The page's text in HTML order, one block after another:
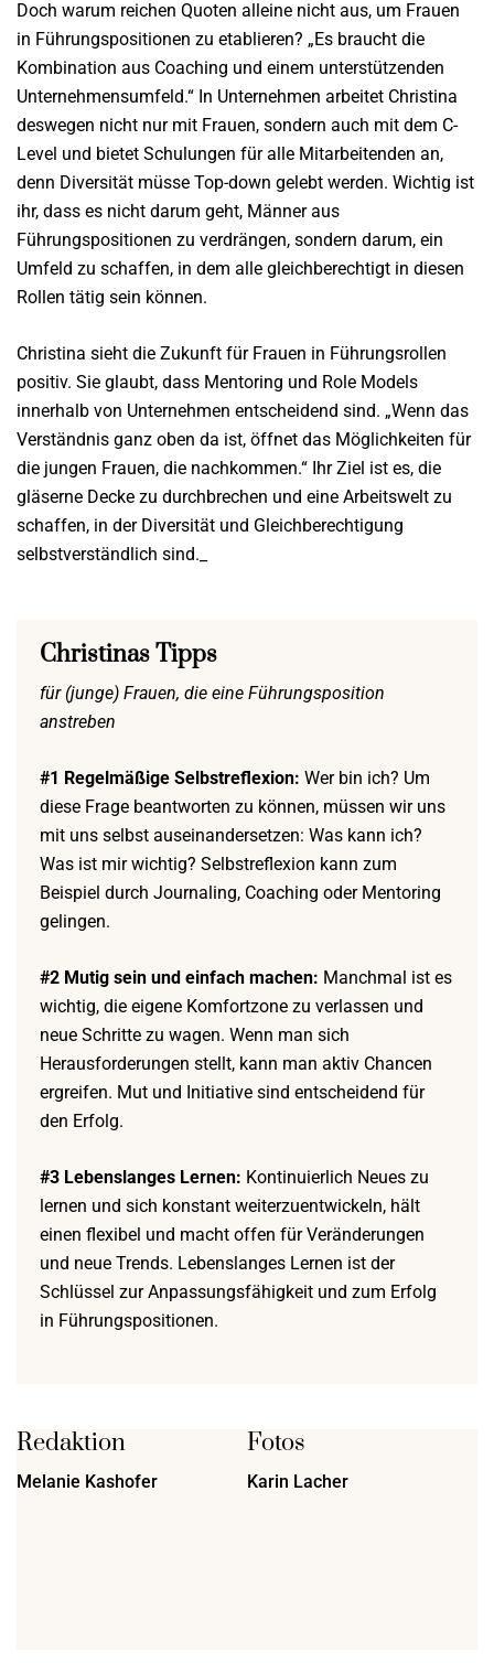
Doch warum reichen Quoten alleine nicht aus, um Frauen
in Führungspositionen zu etablieren? „Es braucht die
Kombination aus Coaching und einem unterstützenden
Unternehmensumfeld.“ In Unternehmen arbeitet Christina
deswegen nicht nur mit Frauen, sondern auch mit dem C-
Level und bietet Schulungen für alle Mitarbeitenden an,
denn Diversität müsse Top-down gelebt werden. Wichtig ist
ihr, dass es nicht darum geht, Männer aus
Führungspositionen zu verdrängen, sondern darum, ein
Umfeld zu schaffen, in dem alle gleichberechtigt in diesen
Rollen tätig sein können.
Christina sieht die Zukunft für Frauen in Führungsrollen
positiv. Sie glaubt, dass Mentoring und Role Models
innerhalb von Unternehmen entscheidend sind. „Wenn das
Verständnis ganz oben da ist, öffnet das Möglichkeiten für
die jungen Frauen, die nachkommen.“ Ihr Ziel ist es, die
gläserne Decke zu durchbrechen und eine Arbeitswelt zu
schaffen, in der Diversität und Gleichberechtigung
selbstverständlich sind._
Christinas Tipps
für (junge) Frauen, die eine Führungsposition
anstreben
#1 Regelmäßige Selbstreflexion: Wer bin ich? Um
diese Frage beantworten zu können, müssen wir uns
mit uns selbst auseinandersetzen: Was kann ich?
Was ist mir wichtig? Selbstreflexion kann zum
Beispiel durch Journaling, Coaching oder Mentoring
gelingen.
#2 Mutig sein und einfach machen: Manchmal ist es
wichtig, die eigene Komfortzone zu verlassen und
neue Schritte zu wagen. Wenn man sich
Herausforderungen stellt, kann man aktiv Chancen
ergreifen. Mut und Initiative sind entscheidend für
den Erfolg.
#3 Lebenslanges Lernen: Kontinuierlich Neues zu
lernen und sich konstant weiterzuentwickeln, hält
einen flexibel und macht offen für Veränderungen
und neue Trends. Lebenslanges Lernen ist der
Schlüssel zur Anpassungsfähigkeit und zum Erfolg
in Führungspositionen.
Redaktion
Melanie Kashofer
Fotos
Karin Lacher